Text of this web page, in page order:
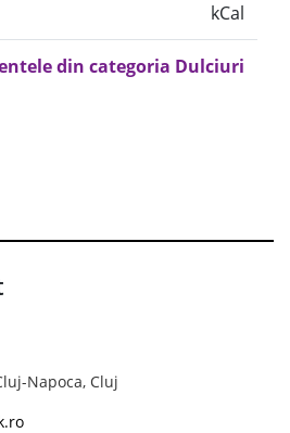
kCal
din categoria Dulciuri
Napoca, Cluj